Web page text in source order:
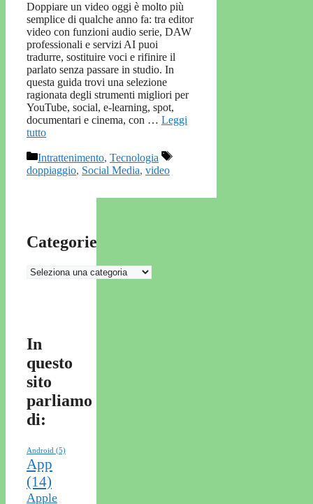
Doppiare un video oggi è molto più
semplice di qualche anno fa: tra editor
video con funzioni audio serie, DAW
professionali e servizi AI puoi
tradurre, sostituire voci e rifinire il
parlato senza passare in studio. In
questa guida trovi una selezione
ragionata degli strumenti migliori per
YouTube, social, e-learning, spot,
documentari e cinema, con … Leggi
tutto
Categorie
Intrattenimento, Tecnologia
Tag
doppiaggio, Social Media, video
Categorie
Categorie
In
questo
sito
parliamo
di:
Android (5)
App
(14)
Apple